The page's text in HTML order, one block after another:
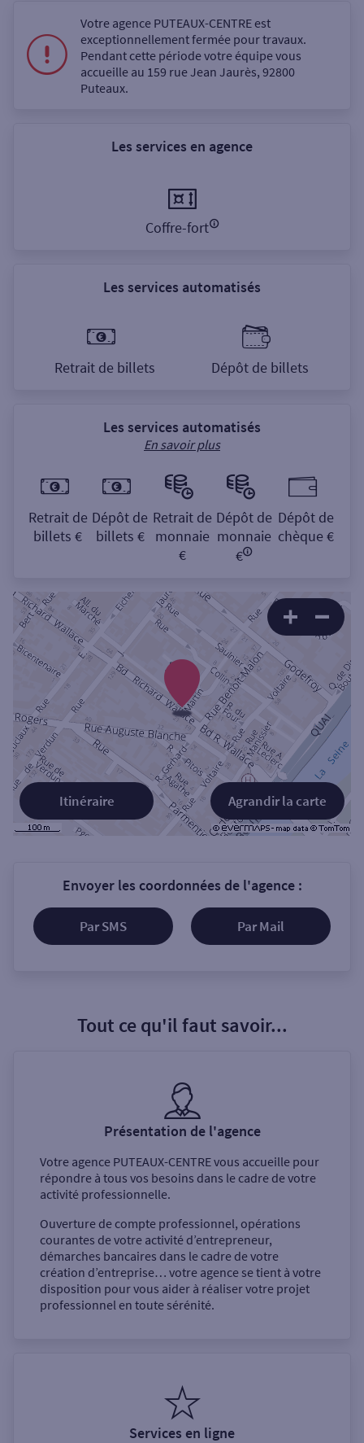
Votre agence PUTEAUX-CENTRE est
exceptionnellement fermée pour travaux.
Pendant cette période votre équipe vous
accueille au 159 rue Jean Jaurès, 92800
Puteaux.
Les services en agence
Coffre-fort
Les services automatisés
Retrait de billets Dépôt de billets
Les services automatisés
En savoir plus
Retrait de
billets €
Dépôt de
billets €
Retrait de
monnaie
€
Dépôt de
monnaie
€
Dépôt de
chèque €
Agrandir la carte
Itinéraire
Envoyer les coordonnées de l'agence :
Par SMS Par Mail
Tout ce qu'il faut savoir...
Présentation de l'agence
Votre agence PUTEAUX-CENTREvous accueille pour
répondre à tous vos besoins dans le cadre de votre
activité professionnelle.
Ouverture de compte professionnel, opérations
courantes de votre activité d’entrepreneur,
démarches bancaires dans le cadre de votre
création d’entreprise… votre agence se tient à votre
disposition pour vous aider à réaliser votre projet
professionnel en toute sérénité.
Services en ligne